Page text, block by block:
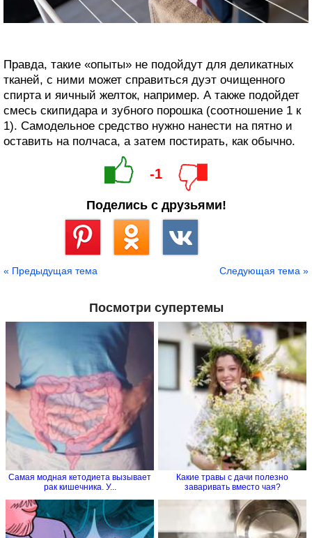
Правда, такие «опыты» не подойдут для деликатных
тканей, с ними может справиться дуэт очищенного
спирта и яичный желток, например. А также подойдет
смесь скипидара и зубного порошка (соотношение 1 к
1). Самодельное средство нужно нанести на пятно и
оставить на полчаса, а затем постирать, как обычно.
-1
Поделись с друзьями!
« Предыдущая тема Следующая тема »
Посмотри супертемы
Самая модная кетодиета вызывает
рак кишечника. У...
Какие травы с дачи полезно
заваривать вместо чая?